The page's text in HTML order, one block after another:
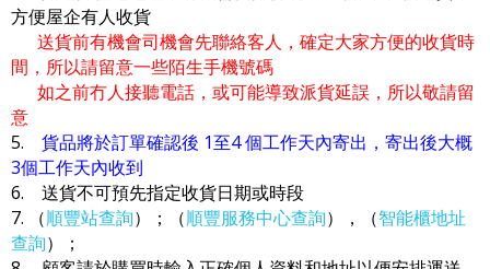
方便屋企有人收貨
送貨前有機會司機會先聯絡客人，確定大家方便的收貨時
間，所以請留意一些陌生手機號碼
如之前冇人接聽電話，或可能導致派貨延誤，所以敬請留
意
5. 貨品將於訂單確認後 1至4 個工作天內寄出，寄出後大概
3個工作天內收到
6. 送貨不可預先指定收貨日期或時段
7. （順豐站查詢）；（順豐服務中心查詢），（智能櫃地址
查詢）；